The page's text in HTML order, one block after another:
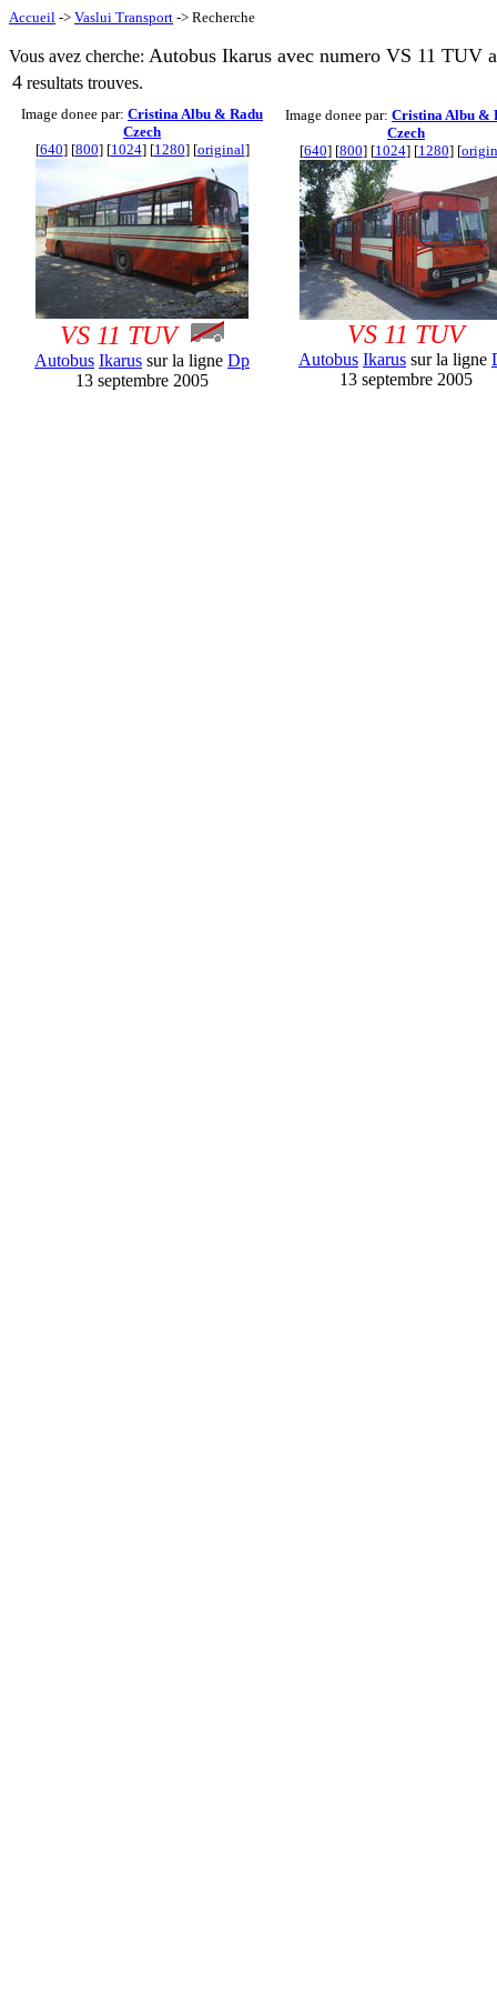
Accueil -> Vaslui Transport -> Recherche
Vous avez cherche: Autobus Ikarus avec numero VS 11 TUV
4 resultats trouves.
Image donee par: Cristina Albu & Radu
Czech
[640] [800] [1024] [1280] [original]
VS 11 TUV
Autobus Ikarus sur la ligne Dp
13 septembre 2005
Image donee par: Cristina Albu &
Czech
[640] [800] [1024] [1280] [
VS 11 TUV
Autobus Ikarus sur la ligne
13 septembre 2005